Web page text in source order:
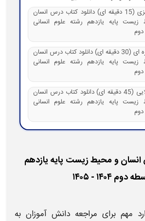
بسته برنزی (15 دقیقه ای) دانلود کتاب درس انسان
پایه یازدهم رشته علوم انسانی
بسته نقره ای (30 دقیقه ای) دانلود کتاب درس انسان
پایه یازدهم رشته علوم انسانی
بسته طلایی (45 دقیقه ای) دانلود کتاب درس انسان
پایه یازدهم رشته علوم انسانی
انسان و محیط زیست پایه یازدهم
- ۱۴۰۵
مهم برای مراجعه دانش آموزان به